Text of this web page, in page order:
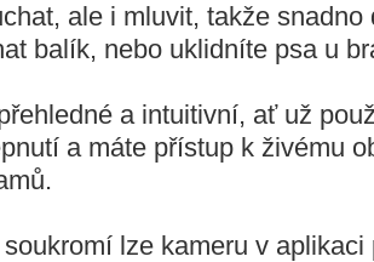
ale i mluvit, takže
balík, nebo uklidníte psa u
a intuitivní, ať už
a máte přístup k živému
lze kameru v